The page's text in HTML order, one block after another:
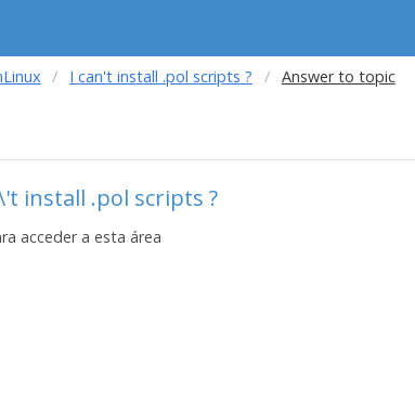
I can't install .pol scripts ? Answer to topic
install .pol scripts ?
acceder a esta área